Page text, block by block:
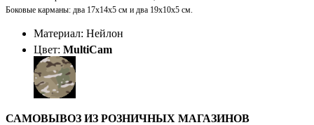
Боковые карманы: два 17х14х5 см и два 19х10х5 см.
Материал: Нейлон
Цвет: MultiCam
САМОВЫВОЗ ИЗ РОЗНИЧНЫХ МАГАЗИНОВ